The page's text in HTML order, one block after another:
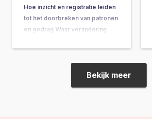
Hoe inzicht en registratie leiden
tot het doorbreken van patronen
en gedrag Waar verandering
concrete do’s & don’ts, tips &
tricks en noem maar op, wordt
de belangrijkste onderliggende
drijfveer nog weleens vergeten:
Bekijk meer